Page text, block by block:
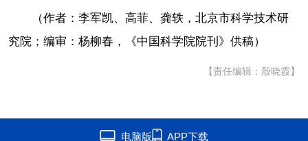
（作者：李军凯、高菲、龚轶，北京市科学技术研
究院；编审：杨柳春，《中国科学院院刊》供稿）
【责任编辑：殷晓霞】
电脑版 APP下载